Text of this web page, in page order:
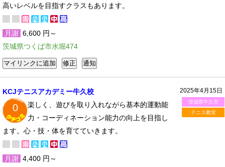
高いレベルを目指すクラスもあります。
月謝 6,600 円～
茨城県つくば市水堀474
2025年4月15日
茨城県牛久市
テニス教室
KCJテニスアカデミー牛久校
0
楽しく、遊びを取り入れながら基本的運動能
力・コーディネーション能力の向上を目指し
ます。心・技・体を育てていきます。
月謝 4,400 円～